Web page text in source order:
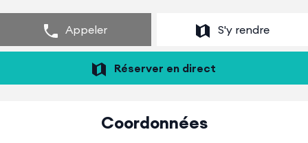
Appeler S'y rendre
Réserver en direct
Coordonnées